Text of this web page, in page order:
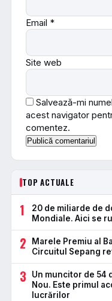
Email *
Site web
Salvează-mi
acest navigator
comentez.
TOP ACTUALE
1
20 de miliarde de
Mondiale. Aici se
2
Marele Premiu al
Circuitul Sepang
3
Un muncitor de 54
Nou. Este primul
lucrărilor